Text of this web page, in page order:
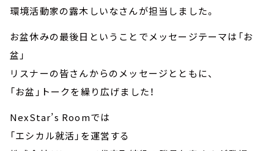
環境活動家の露木しいなさんが担当しました。
お盆休みの最後日ということでメッセージテーマは「お
盆」
リスナーの皆さんからのメッセージとともに、
「お盆」トークを繰り広げました！
NexStar’s Roomでは
「エシカル就活」を運営する